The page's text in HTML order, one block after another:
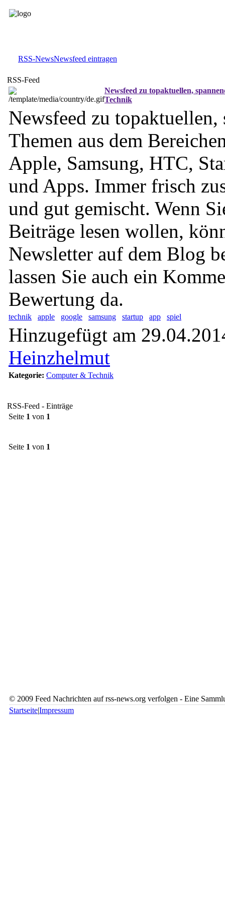
RSS-NewsNewsfeed eintragen
RSS-Feed
Newsfeed zu topaktuellen,
Technik
Newsfeed zu topaktuellen,
Themen aus dem
Apple, Samsung, HTC,
und Apps. Immer frisch
und gut gemischt. Wenn
Beiträge lesen wollen,
Newsletter auf dem Blog
lassen Sie auch ein
Bewertung da.
technik apple google samsung startup app spiel
Hinzugefügt am
Heinzhelmut
Kategorie: Computer & Technik
RSS-Feed - Einträge
Seite 1 von 1
Seite 1 von 1
© 2009 Feed Nachrichten auf rss-news.org verfolgen - Eine
Startseite|Impressum